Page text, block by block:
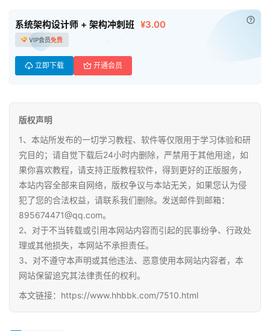
料
小
媒
体
资
源
资
料
儿
童
国
系统架构设计师 + 架构冲刺班 ¥3.00
VIP会员免费
立即下载 开通会员
版权声明
1、本站所发布的一切学习教程、软件等仅限用于学习体验和研
究目的；请自觉下载后24小时内删除，严禁用于其他用途，如
果你喜欢教程，请支持正版教程软件，得到更好的正版服务，
本站内容全部来自网络，版权争议与本站无关，如果您认为侵
犯了您的合法权益，请联系我们删除。发送邮件到邮箱：
895674471@qq.com。
2、对于不当转载或引用本网站内容而引起的民事纷争、行政处
理或其他损失，本网站不承担责任。
3、对不遵守本声明或其他违法、恶意使用本网站内容者，本
网站保留追究其法律责任的权利。
本文链接：https://www.hhbbk.com/7510.html